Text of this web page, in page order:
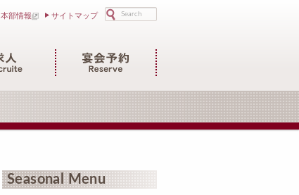
本部情報 サイトマップ
Seasonal Menu